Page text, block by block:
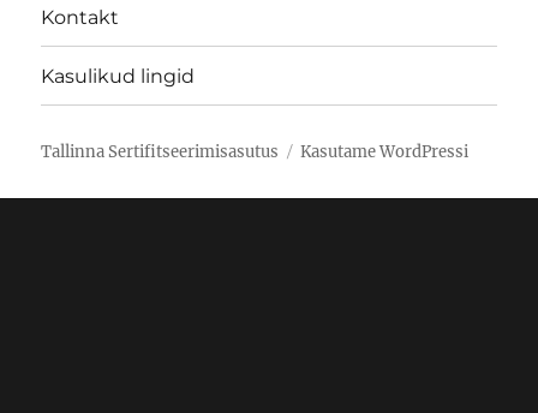
Kontakt
Kasulikud lingid
Tallinna Sertifitseerimisasutus Kasutame WordPressi